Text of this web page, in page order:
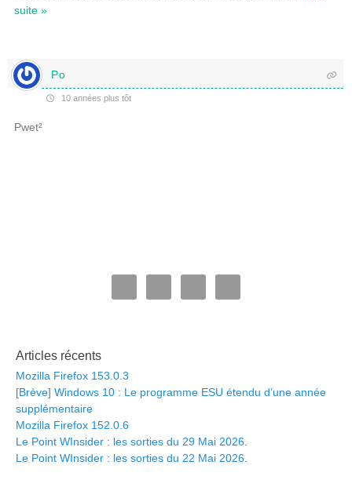
suite »
Po
10 années plus tôt
Pwet²
Articles récents
Mozilla Firefox 153.0.3
[Brève] Windows 10 : Le programme ESU étendu d’une année
supplémentaire
Mozilla Firefox 152.0.6
Le Point WInsider : les sorties du 29 Mai 2026.
Le Point WInsider : les sorties du 22 Mai 2026.